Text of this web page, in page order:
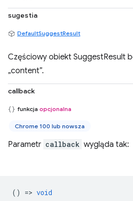
sugestia
DefaultSuggestResult
Częściowy obiekt SuggestResult
„content”.
callback
funkcja opcjonalna
Chrome 100 lub nowsza
Parametr callback wygląda tak:
() => void